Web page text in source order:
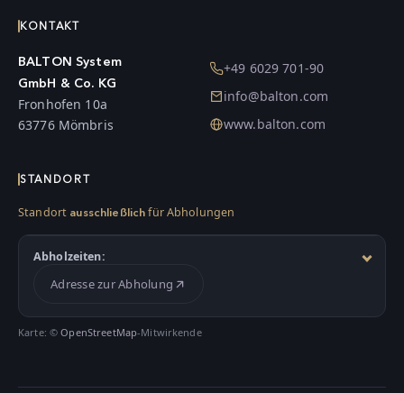
KONTAKT
BALTON System
GmbH & Co. KG
Fronhofen 10a
63776 Mömbris
+49 6029 701-90
info@balton.com
www.balton.com
STANDORT
Standort ausschließlich für Abholungen
Abholzeiten:
Adresse zur Abholung
Karte: ©OpenStreetMap-Mitwirkende